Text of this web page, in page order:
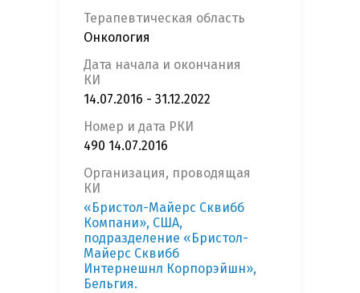
Терапевтическая область
Онкология
Дата начала и окончания
КИ
14.07.2016 - 31.12.2022
Номер и дата РКИ
490 14.07.2016
Организация, проводящая
КИ
«Бристол-Майерс Сквибб
Компани», США,
подразделение «Бристол-
Майерс Сквибб
Интернешнл Корпорэйшн»,
Бельгия.